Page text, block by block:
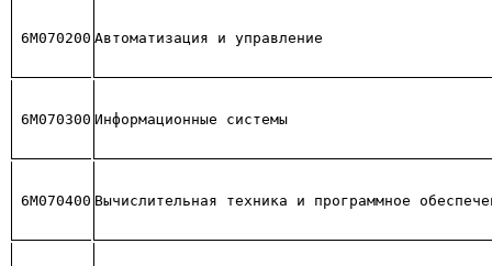
6М070200 Автоматизация и управление
6М070300 Информационные системы
6М070400 Вычислительная техника и программное